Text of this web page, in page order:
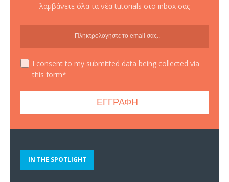
λαμβάνετε όλα τα νέα tutorials στο inbox σας
I consent to my submitted data being collected via
this form*
IN THE SPOTLIGHT